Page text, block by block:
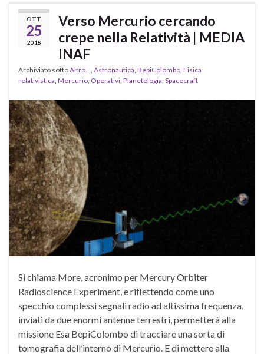
OTT
25
2018
Verso Mercurio cercando
crepe nella Relatività | MEDIA
INAF
Archiviato sottoAltro..., Astronautica, BepiColombo, Fisica
relativistica, Mercurio, Operativi, Planetologia, Spacecraft
Si chiama More, acronimo per Mercury Orbiter
Radioscience Experiment, e riflettendo come uno
specchio complessi segnali radio ad altissima frequenza,
inviati da due enormi antenne terrestri, permetterà alla
missione Esa BepiColombo di tracciare una sorta di
tomografia dell’interno di Mercurio. E di mettere alla